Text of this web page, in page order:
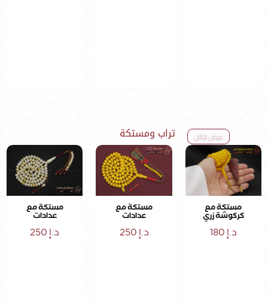
عرض الكل تراب ومستكة
مستكة مع
كركوشة زري
د.إ
مستكة مع
عدادات
د.إ
مستكة مع
عدادات
د.إ250